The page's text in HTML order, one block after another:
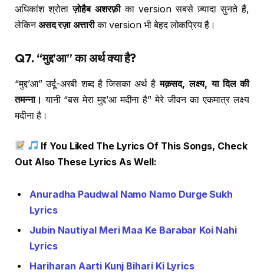
अधिकांश श्रोताज़ोहैब अशरफ़ीका version सबसे ज़्यादा सुनते हैं,
लेकिनअसद रज़ा अत्तारीका version भी बेहद लोकप्रिय है।
Q7. “मुद्द’आ” का अर्थ क्या है?
“मुद्द’आ” उर्दू-अरबी शब्द है जिसका अर्थ हैमक़सद, लक्ष्य, या दिल की
तमन्ना। यानी “बस मेरा मुद्द’आ मदीना है” मेरे जीवन का एकमात्र लक्ष्य
मदीना है।
If You Liked The Lyrics Of This Songs, Check
Out Also These Lyrics As Well:
Anuradha Paudwal Namo Namo Durge Sukh
Lyrics
Jubin Nautiyal Meri Maa Ke Barabar Koi Nahi
Lyrics
Hariharan Aarti Kunj Bihari Ki Lyrics